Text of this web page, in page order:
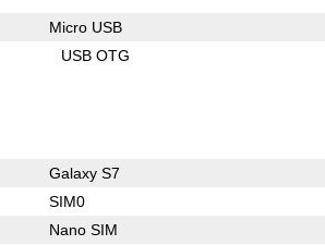
Micro USB
USB OTG
Galaxy S7
SIM0
Nano SIM